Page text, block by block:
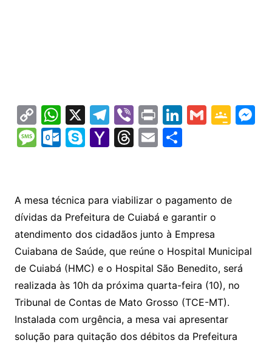
C
o
p
Li
n
k
W
h
at
A
p
p
X T
el
e
a
m
Vi
b
er
Pr
in
t
Li
n
k
dI
n
G G
e
Cl
s
sr
o
m
M
M
s
a
g
e
O
o
k.
c
o
m
S
p
e
Y
o
o
M
ai
l
T
a
d
s
E
l
S
e
A mesa técnica para viabilizar o pagamento de
dívidas da Prefeitura de Cuiabá e garantir o
atendimento dos cidadãos junto à Empresa
Cuiabana de Saúde, que reúne o Hospital Municipal
de Cuiabá (HMC) e o Hospital São Benedito, será
realizada às 10h da próxima quarta-feira (10), no
Tribunal de Contas de Mato Grosso (TCE-MT).
Instalada com urgência, a mesa vai apresentar
solução para quitação dos débitos da Prefeitura